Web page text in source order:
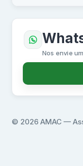
Nos envie
© 2026 AMAC —